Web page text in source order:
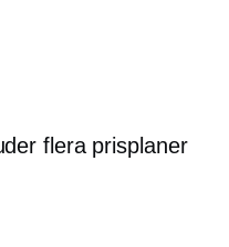
flera prisplaner